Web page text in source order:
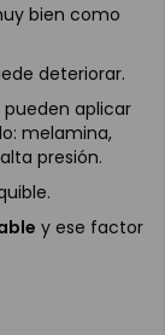
bien como
deteriorar.
pueden aplicar
melamina,
presión.
y ese factor